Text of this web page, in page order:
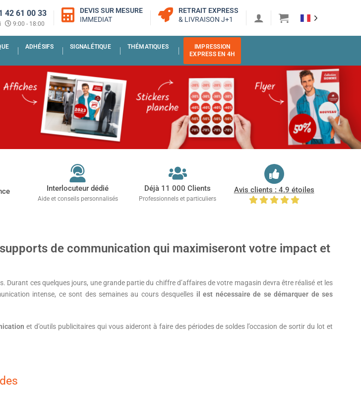
42 61 00 33
9:00 - 18:00
DEVIS SUR MESURE
IMMEDIAT
RETRAIT EXPRESS
& LIVRAISON J+1
ADHÉSIFS SIGNALÉTIQUE THÉMATIQUES
IMPRESSION
EXPRESS EN 4H
Interlocuteur dédié
Aide et conseils personnalisés
Déjà 11 000 Clients
Professionnels et particuliers
Avis clients : 4.9 étoiles
de communication qui maximiseront votre impact et
ces quelques jours, une grande partie du chiffre d’affaires de votre magasin devra être réalisé et les
intense, ce sont des semaines au cours desquelles il est nécessaire de se démarquer de ses
et d’outils publicitaires qui vous aideront à faire des périodes de soldes l’occasion de sortir du lot et